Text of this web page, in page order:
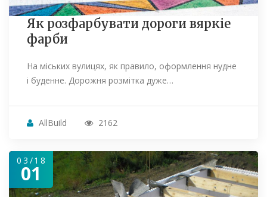
Як розфарбувати дороги вяркіе
фарби
На міських вулицях, як правило, оформлення нудне
і буденне. Дорожня розмітка дуже…
AllBuild 2162
03/18
01